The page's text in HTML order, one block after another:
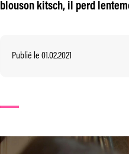
blouson kitsch, il perd
Publié le 01.02.2021